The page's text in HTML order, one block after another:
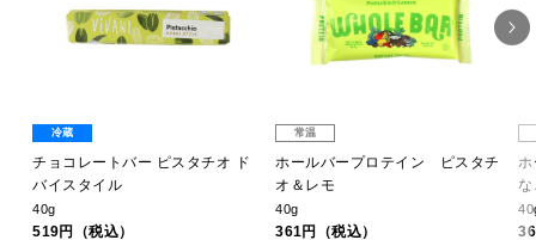
冷蔵
チョコレートバー ピスタチオ ド
バイスタイル
40g
519円（税込）
常温
ホールバープロテイン ピスタチ
オ＆レモ
40g
361円（税込）